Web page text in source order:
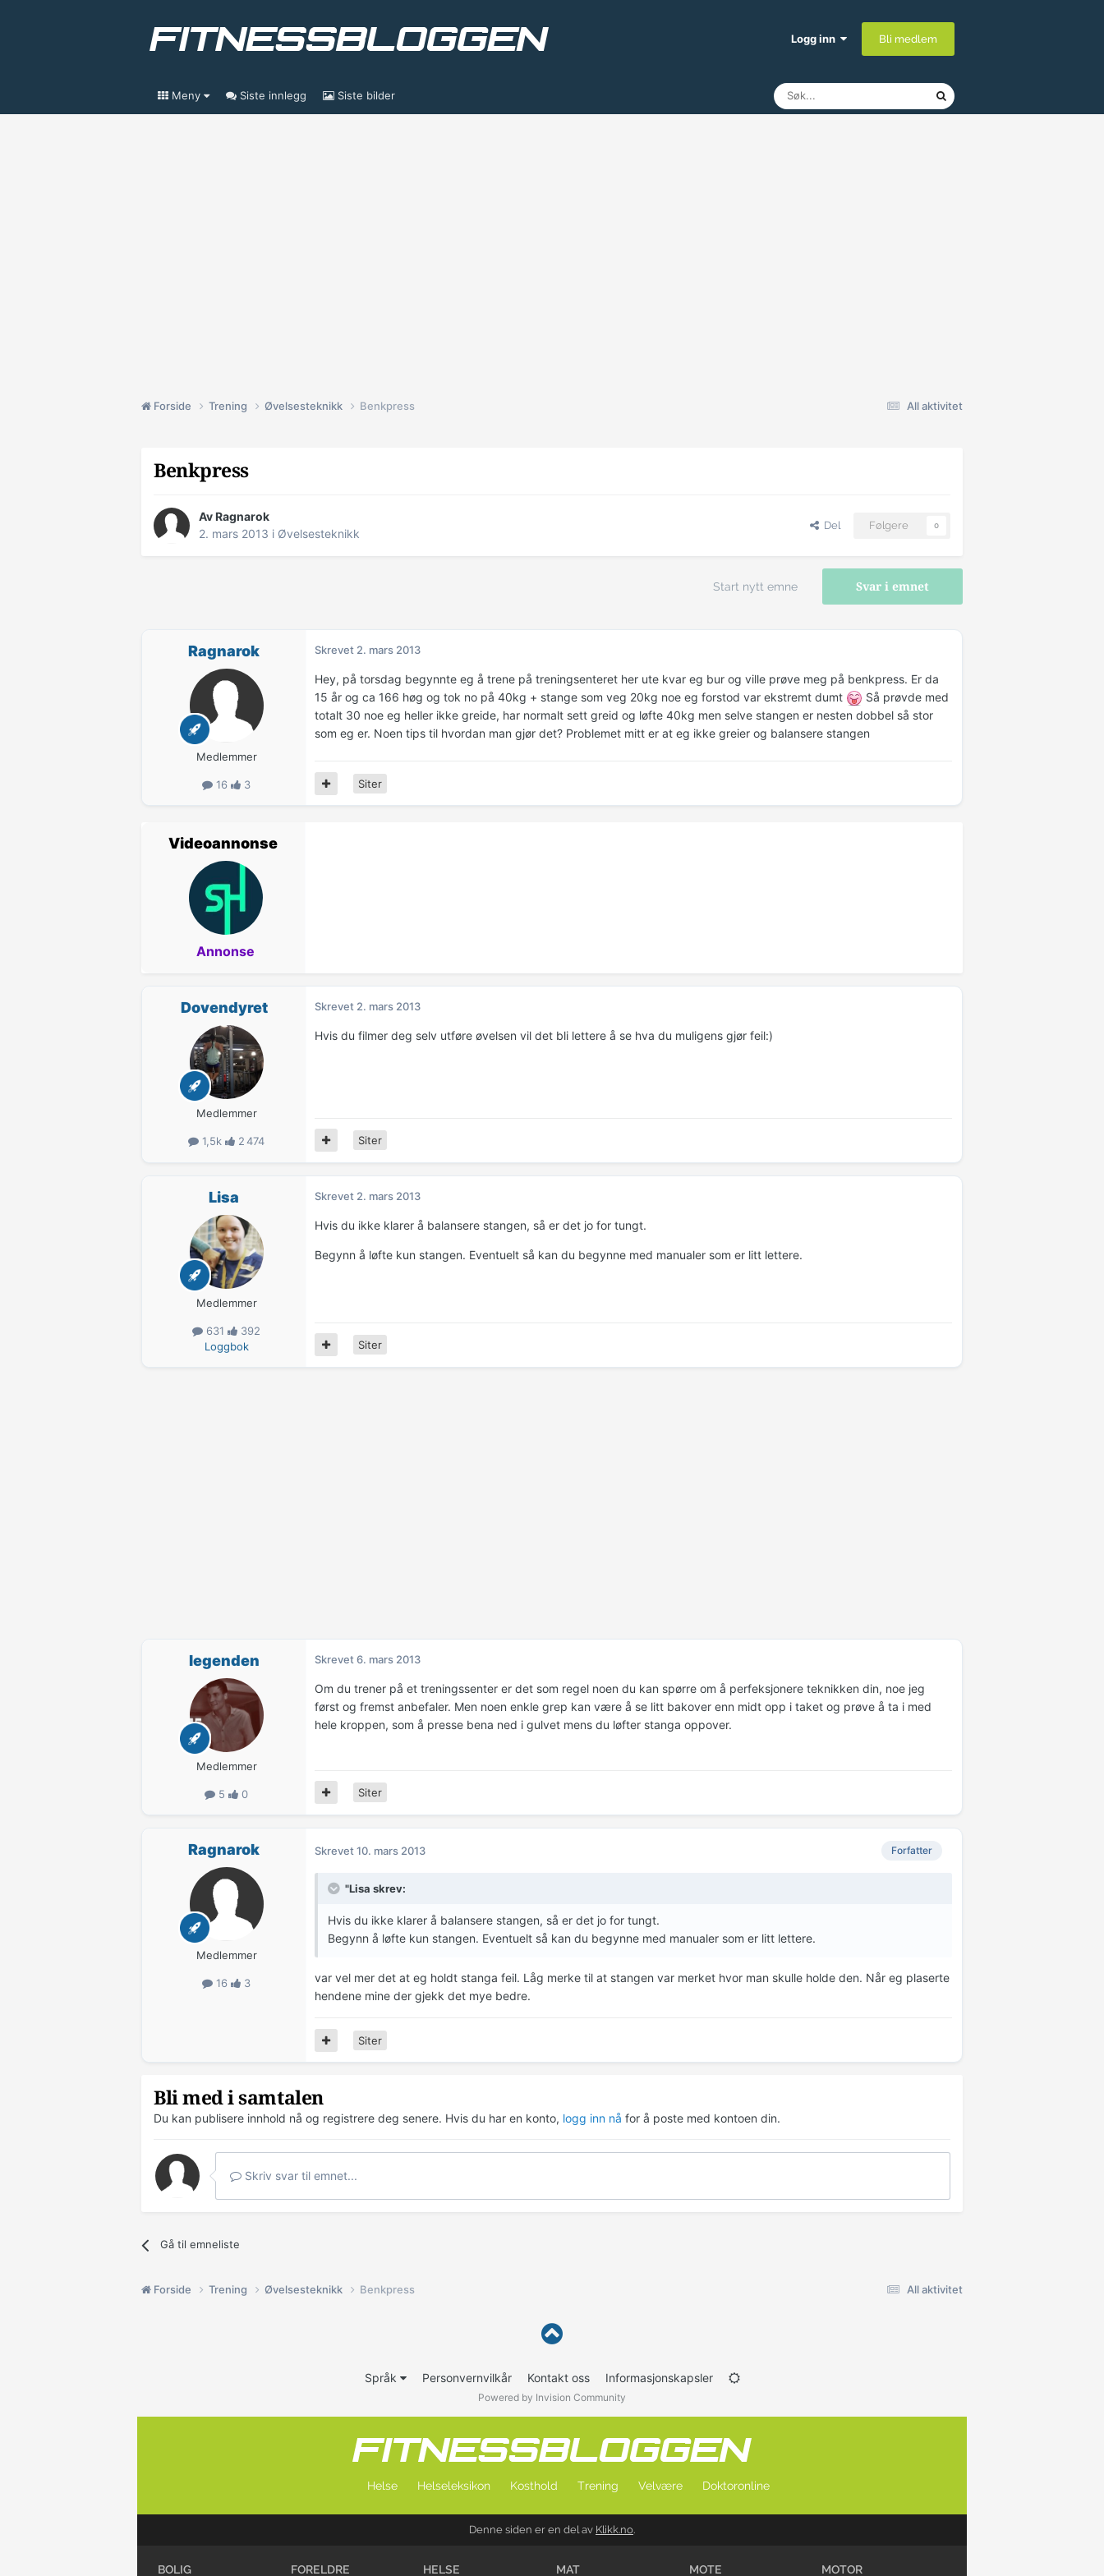
Logg inn Bli medlem
Meny Siste innlegg Siste bilder
All aktivitet
Forside Trening Øvelsesteknikk Benkpress
Benkpress
AvRagnarok
2. mars 2013 i Øvelsesteknikk
Del Følgere 0
Svar i emnet
Start nytt emne
Ragnarok
Medlemmer
16 3
Skrevet 2. mars 2013
Hey, på torsdag begynnte eg å trene på treningsenteret her ute kvar eg bur og ville prøve meg på benkpress. Er da
15 år og ca 166 høg og tok no på 40kg + stange som veg 20kg noe eg forstod var ekstremt dumt
Så prøvde med
totalt 30 noe eg heller ikke greide, har normalt sett greid og løfte 40kg men selve stangen er nesten dobbel så stor
som eg er. Noen tips til hvordan man gjør det? Problemet mitt er at eg ikke greier og balansere stangen
Siter
Videoannonse
Annonse
Dovendyret
Medlemmer
1,5k 2 474
Skrevet 2. mars 2013
Hvis du filmer deg selv utføre øvelsen vil det bli lettere å se hva du muligens gjør feil:)
Siter
Lisa
Medlemmer
631
392
Loggbok
Skrevet 2. mars 2013
Hvis du ikke klarer å balansere stangen, så er det jo for tungt.
Begynn å løfte kun stangen. Eventuelt så kan du begynne med manualer som er litt lettere.
Siter
legenden
Medlemmer
5 0
Skrevet6. mars 2013
Om du trener på et treningssenter er det som regel noen du kan spørre om å perfeksjonere teknikken din, noe jeg
først og fremst anbefaler. Men noen enkle grep kan være å se litt bakover enn midt opp i taket og prøve å ta i med
hele kroppen, som å presse bena ned i gulvet mens du løfter stanga oppover.
Siter
Ragnarok
Medlemmer
16 3
Forfatter
Skrevet10. mars 2013
"Lisa skrev:
Hvis du ikke klarer å balansere stangen, så er det jo for tungt.
Begynn å løfte kun stangen. Eventuelt så kan du begynne med manualer som er litt lettere.
var vel mer det at eg holdt stanga feil. Låg merke til at stangen var merket hvor man skulle holde den. Når eg plaserte
hendene mine der gjekk det mye bedre.
Siter
Bli med i samtalen
Du kan publisere innhold nå og registrere deg senere. Hvis du har en konto, logg inn nå for å poste med kontoen din.
Skriv svar til emnet...
Gå til emneliste
All aktivitet
Forside Trening Øvelsesteknikk Benkpress
Språk Personvernvilkår Kontakt oss Informasjonskapsler
Powered by Invision Community
Helse Helseleksikon Kosthold Trening Velvære Doktoronline
Denne siden er en del av Klikk.no.
BOLIG FORELDRE HELSE MAT MOTE MOTOR